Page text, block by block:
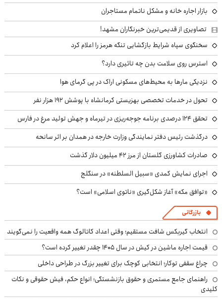
بازار اجاره خانه و مشکل ناتمام مستاجران
تصاویری از قدیمی‌ترین خبرنگاران مشهد!
سخنگوی سپاه شرایط بازگشایی تنگه هرمز را اعلام کرد
استرس روی سلامت بدن چه تاثیری دارد؟
نزدیکی مارها به محیط‌های مسکونی اراک در پی گرمای هوا
تحول در خدمات تخصصی بهزیستی کرمانشاه با پوشش ۱۹۲ هزار نفر
تحقق ۱۲۴ درصدی برنامه جوجه‌ریزی در تیرماه و جهش تولید مرغ در فارس
درگذشت رئیس دفتر نمایندگی وزارت خارجه در همدان بر اثر سانحه
صادرات کشاورزی گلستان از مرز ۴۲ میلیون دلار گذشت
اجرای نمایش کمدی «سبیل السلطنه» در سنگلج
«توافق مکه» آغاز شکل‌گیری «ناتوی اسلامی» است؟
بازرگانی
انتخاب گیربکس شافت مستقیم؛ وقتی اعداد کاتالوگ همه واقعیت را نمی‌گویند
قیمت اجاره ماشین در کیش در سال ۱۴۰۵ چقدر تغییر کرده است؟
چراغ سقفی توکار؛ انتخابی کوچک برای تغییر بزرگ در طراحی داخلی
راهنمای جامع مستمری و حقوق بازنشستگی؛ انواع حکم، فیش حقوقی و نکات
کلیدی